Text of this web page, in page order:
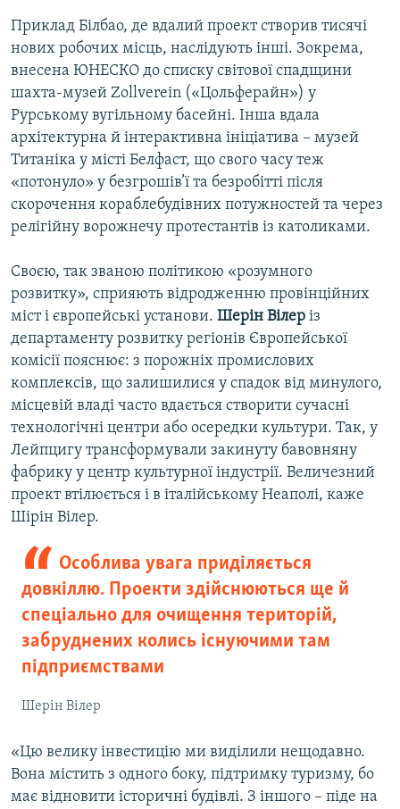
Приклад Білбао, де вдалий проект створив тисячі
нових робочих місць, наслідують інші. Зокрема,
внесена ЮНЕСКО до списку світової спадщини
шахта-музей Zollverein («Цольферайн») у
Рурському вугільному басейні. Інша вдала
архітектурна й інтерактивна ініціатива – музей
Титаніка у місті Белфаст, що свого часу теж
«потонуло» у безгрошів’ї та безробітті після
скорочення кораблебудівних потужностей та через
релігійну ворожнечу протестантів із католиками.
Своєю, так званою політикою «розумного
розвитку», сприяють відродженню провінційних
міст і європейські установи. Шерін Вілер із
департаменту розвитку регіонів Європейської
комісії пояснює: з порожніх промислових
комплексів, що залишилися у спадок від минулого,
місцевій владі часто вдається створити сучасні
технологічні центри або осередки культури. Так, у
Лейпцигу трансформували закинуту бавовняну
фабрику у центр культурної індустрії. Величезний
проект втілюється і в італійському Неаполі, каже
Шірін Вілер.
Особлива увага приділяється
довкіллю. Проекти здійснюються ще й
спеціально для очищення територій,
забруднених колись існуючими там
підприємствами
Шерін Вілер
«Цю велику інвестицію ми виділили нещодавно.
Вона містить з одного боку, підтримку туризму, бо
має відновити історичні будівлі. З іншого – піде на